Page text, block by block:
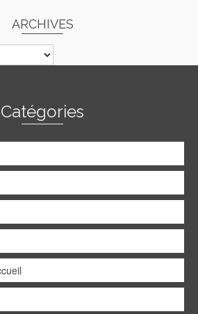
ARCHIVES
Catégories